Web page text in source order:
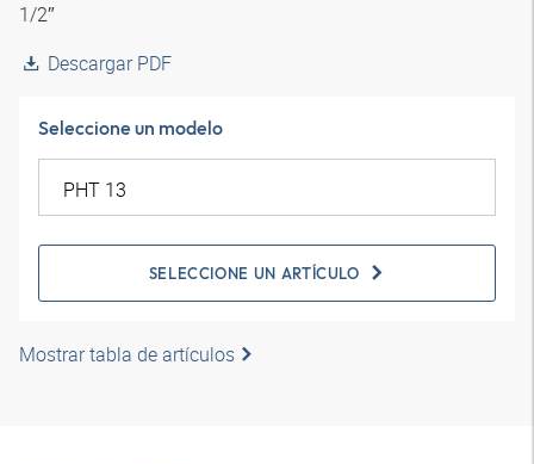
1/2″
Descargar PDF
Seleccione un modelo
SELECCIONE UN ARTÍCULO
Mostrar tabla de artículos